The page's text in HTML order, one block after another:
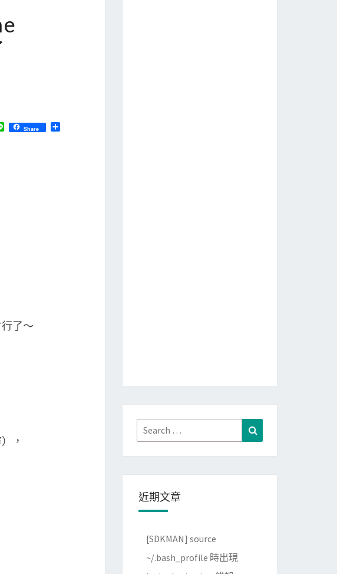
L
Share
分
了～
，
Search
for:
近期文章
[SDKMAN] source
~/.bash_profile 時出現